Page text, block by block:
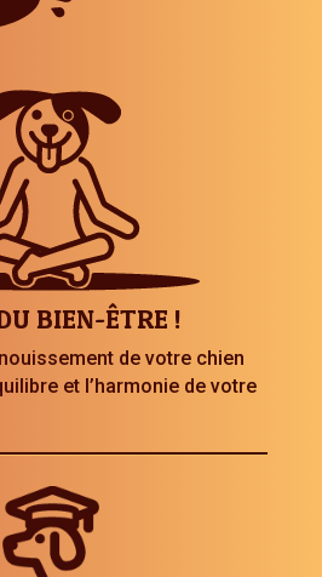
BIEN-ÊTRE !
de votre chien
et l’harmonie de votre